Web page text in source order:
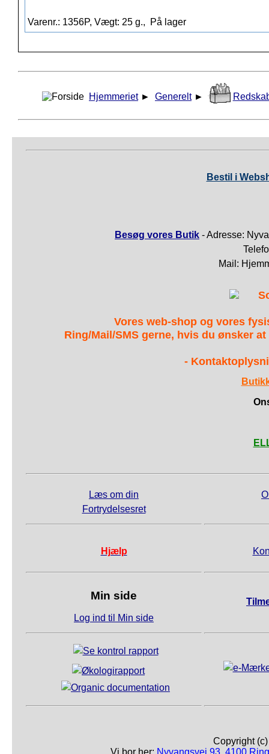
Varenr.: 1356P, Vægt: 25 g., På lager
Hjemmeriet ► Generelt ►
Bestil i
Besøg vores Butik - Adresse:
Mail:
Vores web-shop og vores
Ring/Mail/SMS gerne, hvis du ønsker
-
Læs om din
Fortrydelsesret
Hjælp
Min side
Log ind til Min side
Copyright